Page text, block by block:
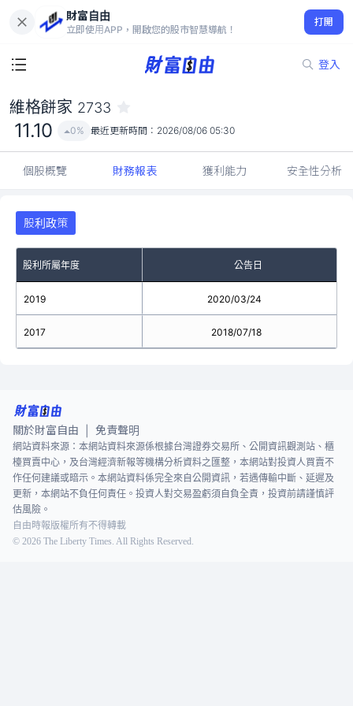
財富自由
立即使用APP，開啟您的股市智慧導航！
打開
登入
11.10
0%
維格餅家 2733
11.10 0% 最近更新時間： 2026/08/06 05:30
個股概覽 財務報表 獲利能力 安全性分析
股利政策
股利所屬年度 公告日
2019
2017
2020/03/24
2018/07/18
關於財富自由 免責聲明
網站資料來源：本網站資料來源係根據台灣證券交易所、公開資訊觀測站、櫃
檯買賣中心，及台灣經濟新報等機構分析資料之匯整，本網站對投資人買賣不
作任何建議或暗示。本網站資料係完全來自公開資訊，若遇傳輸中斷、延遲及
更新，本網站不負任何責任。投資人對交易盈虧須自負全責，投資前請謹慎評
估風險。
自由時報版權所有不得轉載
© 2026 The Liberty Times. All Rights Reserved.